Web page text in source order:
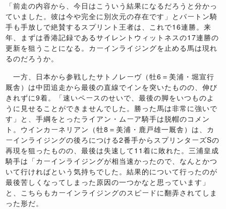
「前走の内容から、今日はこういう結果になるだろうと分かっ
ていました。彼は今や完全に別次元の存在です」とパートン騎
手も手放しで絶賛するスプリント王者は、これで16連勝。来
年、まずは香港記録であるサイレントウィットネスの17連勝の
更新を狙うことになる。カーインライジングを止める馬は現れ
るのだろうか。
一方、日本から参戦したサトノレーヴ（牡6＝美浦・堀宣行
厩舎）は中団追走から最後の直線でインを突いたものの、伸び
きれずに9着。「速いペースのせいで、最後の脚をいつものよ
うに見せることができませんでした。勝った馬は非常に強いで
す」と、手綱をとったライアン・ムーア騎手は脱帽のコメン
ト。ウインカーネリアン（牡8＝美浦・鹿戸雄一厩舎）は、カ
ーインライジングの後ろにつける2番手からスプリンターズSの
再現を狙ったものの、最後は失速して11着に敗れた。三浦皇成
騎手は「カーインライジングが相当速かったので、なんとかつ
いて行ければという気持ちでした。結果的について行ったのが
最後苦しくなってしまった原因の一つかなと思っています」
と、こちらもカーインライジングのスピードに翻弄されてしま
った形だ。